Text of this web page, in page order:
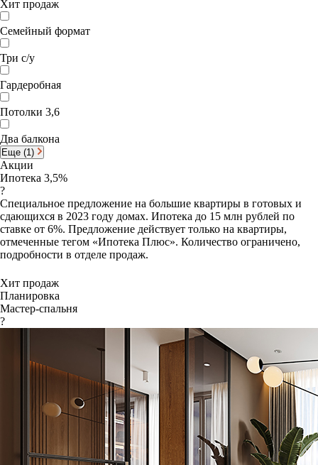
Хит продаж
Семейный формат
Три с/у
Гардеробная
Потолки 3,6
Два балкона
Еще (1)
Акции
Ипотека 3,5%
?
Специальное предложение на большие квартиры в готовых и
сдающихся в 2023 году домах. Ипотека до 15 млн рублей по
ставке от 6%. Предложение действует только на квартиры,
отмеченные тегом «Ипотека Плюс». Количество ограничено,
подробности в отделе продаж.
Хит продаж
Планировка
Мастер-спальня
?